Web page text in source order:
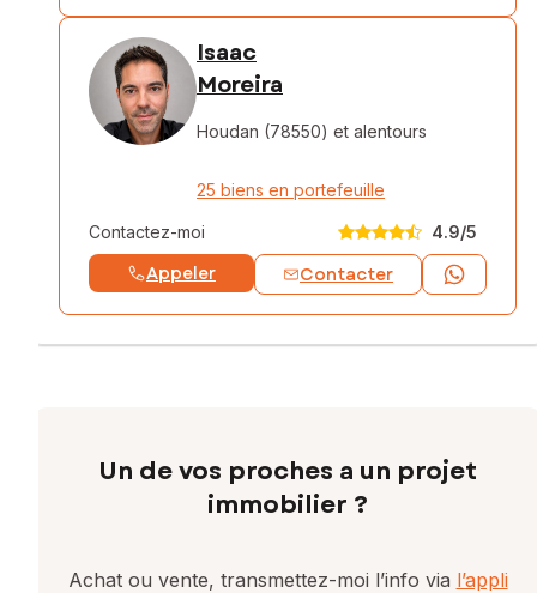
Isaac
Moreira
Houdan (78550) et alentours
25 biens en portefeuille
Contactez-moi 4.9/5
Appeler Contacter
Un de vos proches a un projet
immobilier ?
Achat ou vente, transmettez-moi l’info via l’appli